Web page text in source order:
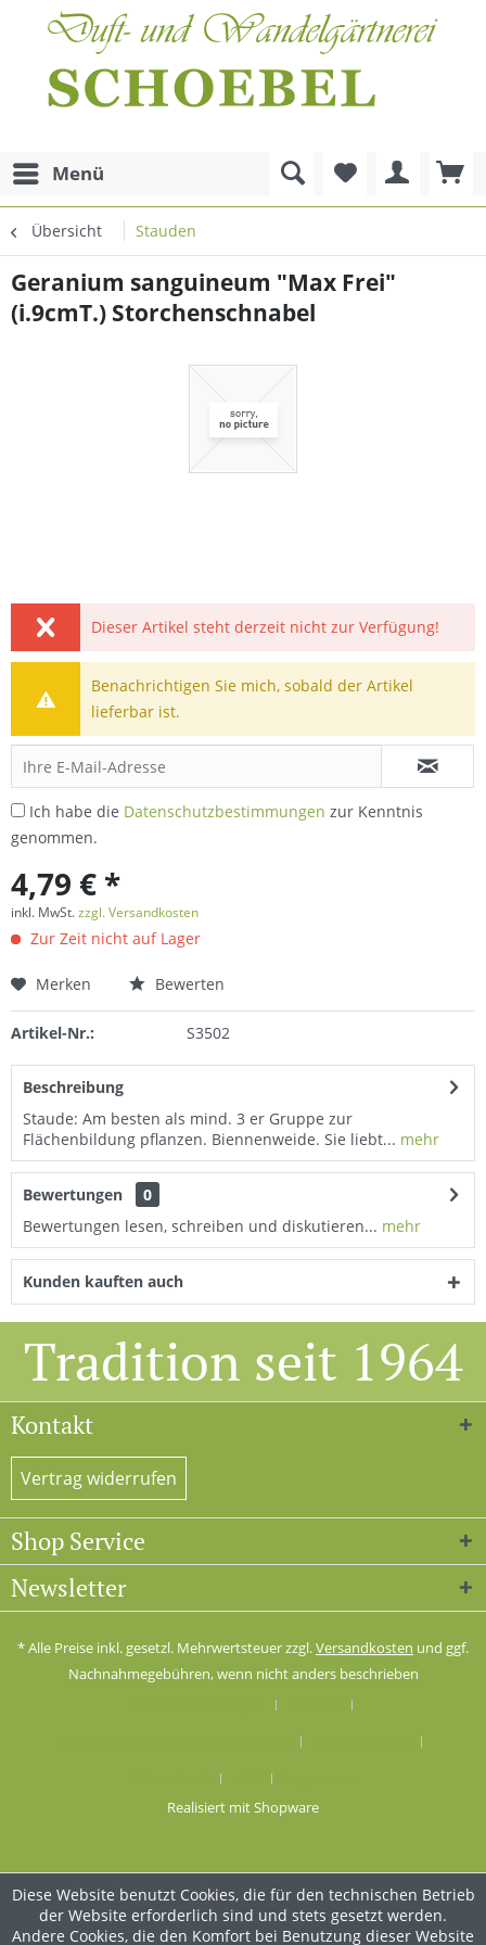
Menü
Übersicht Stauden
Geranium sanguineum "Max Frei"
(i.9cmT.) Storchenschnabel
Dieser Artikel steht derzeit nicht zur Verfügung!
Benachrichtigen Sie mich, sobald der Artikel
lieferbar ist.
Ich habe die Datenschutzbestimmungen zur Kenntnis
genommen.
4,79 € *
inkl. MwSt.zzgl. Versandkosten
Zur Zeit nicht auf Lager
Merken Bewerten
Artikel-Nr.: S3502
Beschreibung
Staude: Am besten als mind. 3 er Gruppe zur
Flächenbildung pflanzen. Biennenweide. Sie liebt... mehr
Bewertungen
0
Bewertungen lesen, schreiben und diskutieren... mehr
Kunden kauften auch
Tradition seit 1964
Kontakt
Vertrag widerrufen
Shop Service
Newsletter
* Alle Preise inkl. gesetzl. Mehrwertsteuer zzgl.Versandkosten und ggf.
Nachnahmegebühren, wenn nicht anders beschrieben
Realisiert mit Shopware
Diese Website benutzt Cookies, die für den technischen Betrieb
der Website erforderlich sind und stets gesetzt werden.
Andere Cookies, die den Komfort bei Benutzung dieser Website